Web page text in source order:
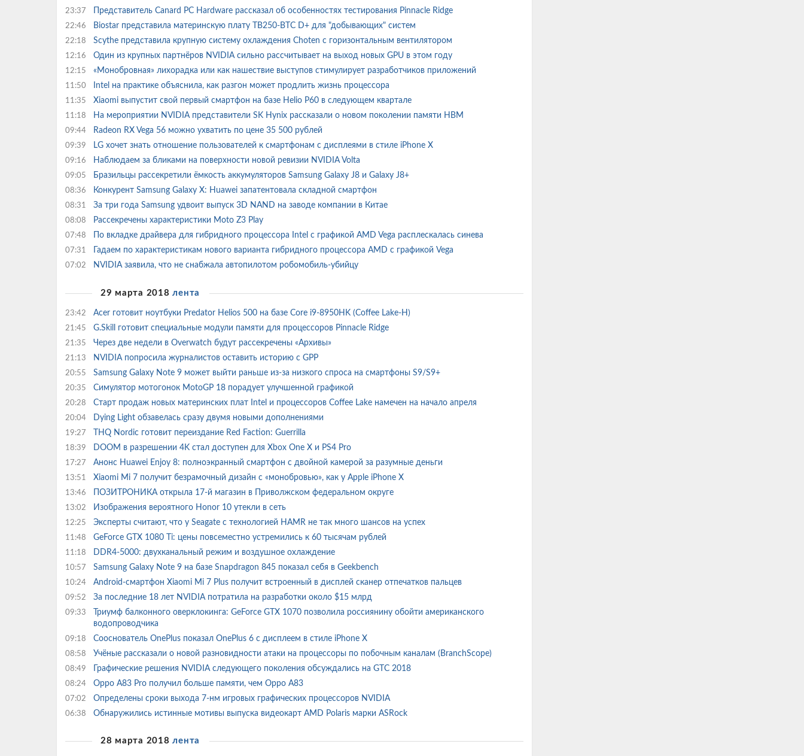
23:37 Представитель Canard PC Hardware рассказал об особенностях тестирования Pinnacle Ridge
22:46 Biostar представила материнскую плату TB250-BTC D+ для "добывающих" систем
22:18 Scythe представила крупную систему охлаждения Choten с горизонтальным вентилятором
12:16 Один из крупных партнёров NVIDIA сильно рассчитывает на выход новых GPU в этом году
12:15 «Монобровная» лихорадка или как нашествие выступов стимулирует разработчиков приложений
11:50 Intel на практике объяснила, как разгон может продлить жизнь процессора
11:35 Xiaomi выпустит свой первый смартфон на базе Helio P60 в следующем квартале
11:18 На мероприятии NVIDIA представители SK Hynix рассказали о новом поколении памяти HBM
09:44 Radeon RX Vega 56 можно ухватить по цене 35 500 рублей
09:39 LG хочет знать отношение пользователей к смартфонам с дисплеями в стиле iPhone X
09:16 Наблюдаем за бликами на поверхности новой ревизии NVIDIA Volta
09:05 Бразильцы рассекретили ёмкость аккумуляторов Samsung Galaxy J8 и Galaxy J8+
08:36 Конкурент Samsung Galaxy X: Huawei запатентовала складной смартфон
08:31 За три года Samsung удвоит выпуск 3D NAND на заводе компании в Китае
08:08 Рассекречены характеристики Moto Z3 Play
07:48 По вкладке драйвера для гибридного процессора Intel с графикой AMD Vega расплескалась синева
07:31 Гадаем по характеристикам нового варианта гибридного процессора AMD с графикой Vega
07:02 NVIDIA заявила, что не снабжала автопилотом робомобиль-убийцу
29 марта 2018лента
23:42 Acer готовит ноутбуки Predator Helios 500 на базе Core i9-8950HK (Coffee Lake-H)
21:45 G.Skill готовит специальные модули памяти для процессоров Pinnacle Ridge
21:35 Через две недели в Overwatch будут рассекречены «Архивы»
21:13 NVIDIA попросила журналистов оставить историю с GPP
20:55 Samsung Galaxy Note 9 может выйти раньше из-за низкого спроса на смартфоны S9/S9+
20:35 Симулятор мотогонок MotoGP 18 порадует улучшенной графикой
20:28 Старт продаж новых материнских плат Intel и процессоров Coffee Lake намечен на начало апреля
20:04 Dying Light обзавелась сразу двумя новыми дополнениями
19:27 THQ Nordic готовит переиздание Red Faction: Guerrilla
18:39 DOOM в разрешении 4K стал доступен для Xbox One X и PS4 Pro
17:27 Анонс Huawei Enjoy 8: полноэкранный смартфон с двойной камерой за разумные деньги
13:51 Xiaomi Mi 7 получит безрамочный дизайн с «монобровью», как у Apple iPhone X
13:46 ПОЗИТРОНИКА открыла 17-й магазин в Приволжском федеральном округе
13:02 Изображения вероятного Honor 10 утекли в сеть
12:25 Эксперты считают, что у Seagate с технологией HAMR не так много шансов на успех
11:48 GeForce GTX 1080 Ti: цены повсеместно устремились к 60 тысячам рублей
11:18 DDR4-5000: двухканальный режим и воздушное охлаждение
10:57 Samsung Galaxy Note 9 на базе Snapdragon 845 показал себя в Geekbench
10:24 Android-смартфон Xiaomi Mi 7 Plus получит встроенный в дисплей сканер отпечатков пальцев
09:52 За последние 18 лет NVIDIA потратила на разработки около $15 млрд
09:33
Триумф балконного оверклокинга: GeForce GTX 1070 позволила россиянину обойти американского
водопроводчика
09:18 Сооснователь OnePlus показал OnePlus 6 с дисплеем в стиле iPhone X
08:58 Учёные рассказали о новой разновидности атаки на процессоры по побочным каналам (BranchScope)
08:49 Графические решения NVIDIA следующего поколения обсуждались на GTC 2018
08:24 Oppo A83 Pro получил больше памяти, чем Oppo A83
07:02 Определены сроки выхода 7-нм игровых графических процессоров NVIDIA
06:38 Обнаружились истинные мотивы выпуска видеокарт AMD Polaris марки ASRock
28 марта 2018лента